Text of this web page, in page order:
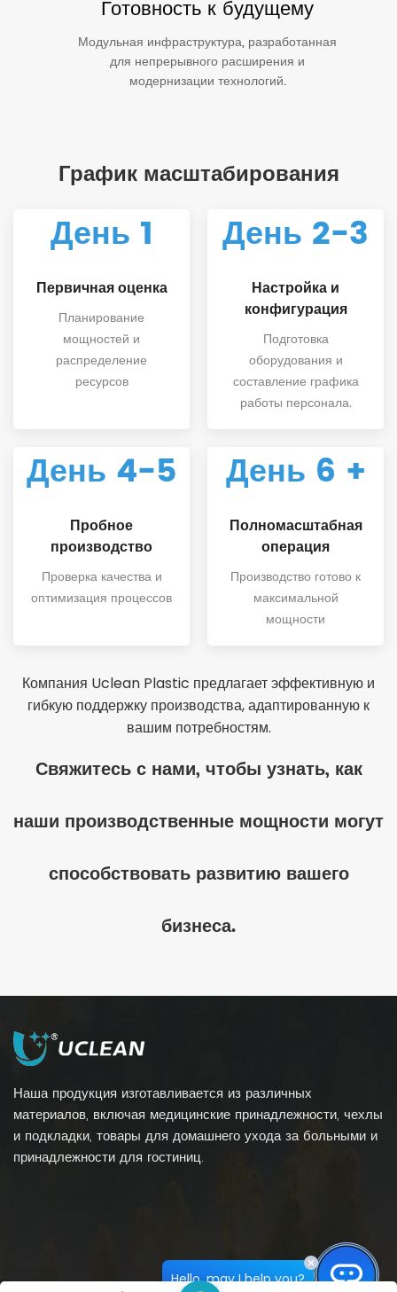
Готовность к будущему
Модульная инфраструктура, разработанная
для непрерывного расширения и
модернизации технологий.
График масштабирования
День 1
Первичная оценка
Планирование
мощностей и
распределение
ресурсов
День 2-3
Настройка и
конфигурация
Подготовка
оборудования и
составление графика
работы персонала.
День 4-5
Пробное
производство
Проверка качества и
оптимизация процессов
День 6 +
Полномасштабная
операция
Производство готово к
максимальной
мощности
Компания Uclean Plastic предлагает эффективную и
гибкую поддержку производства, адаптированную к
вашим потребностям.
Свяжитесь с нами, чтобы узнать, как
наши производственные мощности могут
способствовать развитию вашего
бизнеса.
Наша продукция изготавливается из различных
материалов, включая медицинские принадлежности, чехлы
и подкладки, товары для домашнего ухода за больными и
принадлежности для гостиниц.
Hello, may I help you?